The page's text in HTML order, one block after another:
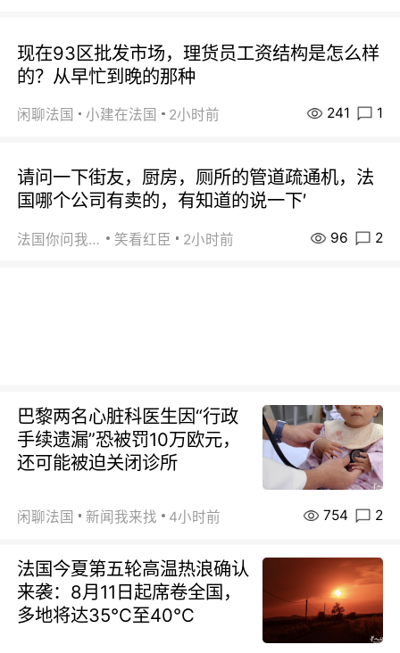
现在93区批发市场，理货员工资结构是怎么样
的？从早忙到晚的那种
闲聊法国 小建在法国 2小时前 241 1
请问一下街友，厨房，厕所的管道疏通机，法
国哪个公司有卖的，有知道的说一下′
法国你问我答 笑看红臣 2小时前 96 2
巴黎两名心脏科医生因“行政
手续遗漏”恐被罚10万欧元，
还可能被迫关闭诊所
闲聊法国 新闻我来找 4小时前 754 2
法国今夏第五轮高温热浪确认
来袭：8月11日起席卷全国，
多地将达35℃至40℃